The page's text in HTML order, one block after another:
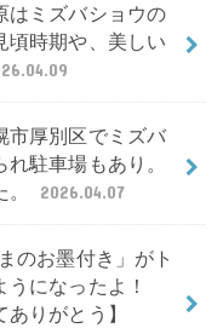
はミズバショウの
頃時期や、美しい
市厚別区でミズバ
駐車場もあり。
。
2026.04.07
のお墨付き」がト
になったよ！
ありがとう】